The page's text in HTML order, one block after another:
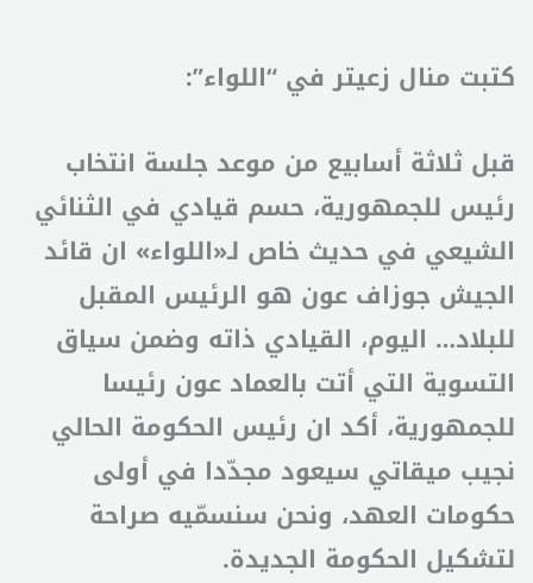
كتبت منال زعيتر في “اللواء”:
قبل ثلاثة أسابيع من موعد جلسة انتخاب
رئيس للجمهورية، حسم قيادي في الثنائي
الشيعي في حديث خاص لـ«اللواء» ان قائد
الجيش جوزاف عون هو الرئيس المقبل
للبلاد… اليوم، القيادي ذاته وضمن سياق
التسوية التي أتت بالعماد عون رئيسا
للجمهورية، أكد ان رئيس الحكومة الحالي
نجيب ميقاتي سيعود مجدّدا في أولى
حكومات العهد، ونحن سنسمّيه صراحة
لتشكيل الحكومة الجديدة.